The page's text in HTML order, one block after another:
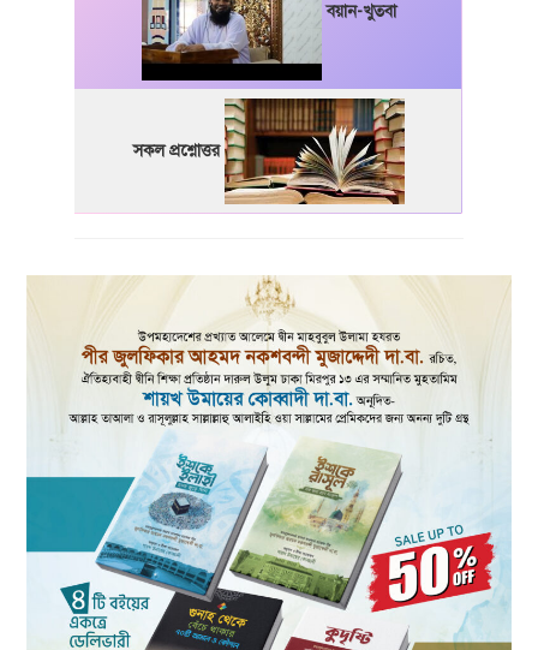
বয়ান-খুতবা
সকল প্রশ্নোত্তর